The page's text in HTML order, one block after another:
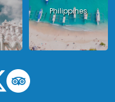
Philippines